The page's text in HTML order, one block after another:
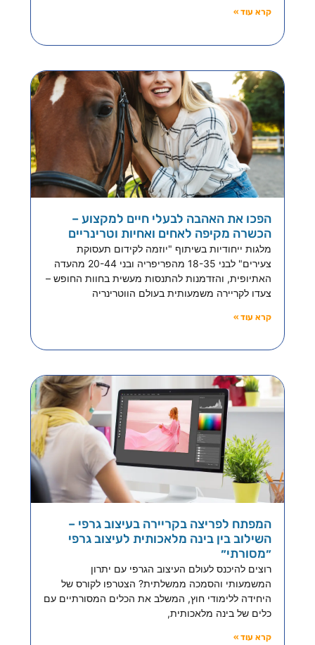
קרא עוד »
הפכו את האהבה לבעלי חיים למקצוע –
הכשרה מקיפה לאחים ואחיות וטרינריים
מלגות ייחודיות בשיתוף "יוזמה לקידום תעסוקת
צעירים" לבני 18-35 מהפריפריה ובני 20-44 מהעדה
האתיופית, והזדמנות להתנסות מעשית בחוות החופש –
צעדו לקריירה משמעותית בעולם הווטרינריה
קרא עוד »
המפתח לפריצה בקריירה בעיצוב גרפי –
השילוב בין בינה מלאכותית לעיצוב גרפי
״מסורתי״
רוצים להיכנס לעולם העיצוב הגרפי עם יתרון
המשמעותי והסמכה ממשלתית? הצטרפו לקורס של
היחידה ללימודי חוץ, המשלב את הכלים המסורתיים עם
כלים של בינה מלאכותית,
קרא עוד »